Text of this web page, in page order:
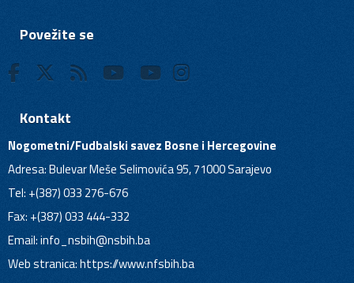
Povežite se
Kontakt
Nogometni/Fudbalski savez Bosne i Hercegovine
Adresa: Bulevar Meše Selimovića 95, 71000 Sarajevo
Tel: +(387) 033 276-676
Fax: +(387) 033 444-332
Email:info_nsbih@nsbih.ba
Web stranica: https://www.nfsbih.ba